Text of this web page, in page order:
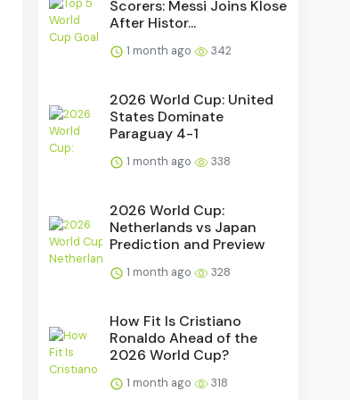
Scorers: Messi Joins Klose
After Histor...
1 month ago 342
2026 World Cup: United
States Dominate
Paraguay 4-1
1 month ago 338
2026 World Cup:
Netherlands vs Japan
Prediction and Preview
1 month ago 328
How Fit Is Cristiano
Ronaldo Ahead of the
2026 World Cup?
1 month ago 318